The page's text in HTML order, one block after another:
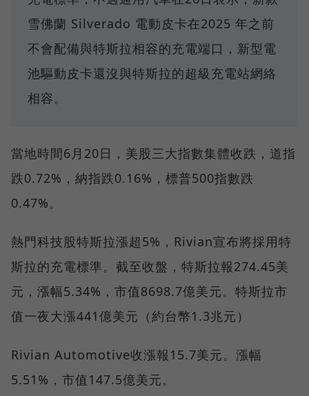
雪佛蘭 Silverado 電動皮卡在2025 年之前
不會配備與特斯拉相容的充電端口，新型電
池驅動皮卡還沒與特斯拉的超級充電站網絡
相容。
當地時間6月20日，美股三大指數集體收跌，道指
跌0.72%，納指跌0.16%，標普500指數跌
0.47%。
熱門科技股特斯拉漲超5%，Rivian宣布將採用特
斯拉的充電標準。截至收盤，特斯拉報274.45美
元，漲幅5.34%，市值8698.7億美元。特斯拉市
值一夜大漲441億美元（約台幣1.3兆元）
Rivian Automotive收漲報15.7美元。漲幅
5.51%，市值147.5億美元。